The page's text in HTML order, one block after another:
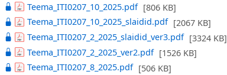
Teema_ITI0207_10_2025.pdf [806 KB]
Teema_ITI0207_10_2025_slaidid.pdf [2067 KB]
Teema_ITI0207_2_2025_slaidid_ver3.pdf [3324 KB]
Teema_ITI0207_2_2025_ver2.pdf [1526 KB]
Teema_ITI0207_8_2025.pdf [506 KB]